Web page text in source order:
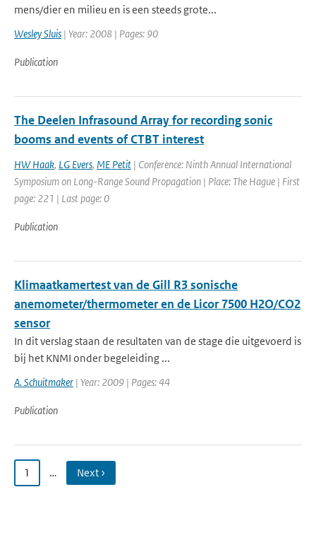
mens/dier en milieu en is een steeds grote...
Wesley Sluis | Year: 2008 | Pages: 90
Publication
The Deelen Infrasound Array for recording sonic
booms and events of CTBT interest
HW Haak, LG Evers, ME Petit | Conference: Ninth Annual International
Symposium on Long-Range Sound Propagation | Place: The Hague | First
page: 221 | Last page: 0
Publication
Klimaatkamertest van de Gill R3 sonische
anemometer/thermometer en de Licor 7500 H2O/CO2
sensor
In dit verslag staan de resultaten van de stage die uitgevoerd is
bij het KNMI onder begeleiding ...
A. Schuitmaker | Year: 2009 | Pages: 44
Publication
1 … Next ›